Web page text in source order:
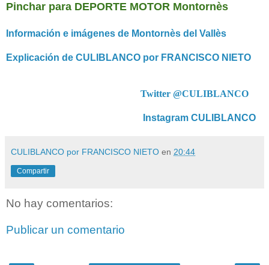
Pinchar para DEPORTE MOTOR Montornès
Información e imágenes de Montornès del Vallès
Explicación de CULIBLANCO por FRANCISCO NIETO
Twitter @CULIBLANCO
Instagram CULIBLANCO
CULIBLANCO por FRANCISCO NIETO en 20:44
Compartir
No hay comentarios:
Publicar un comentario